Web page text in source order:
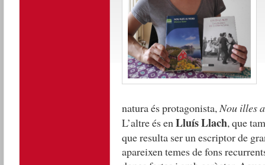
natura és protagonista,Nou illes
L’altre és enLluís Llach, que
que resulta ser un escriptor de
apareixen temes de fons